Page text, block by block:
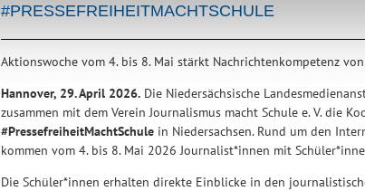
#PRESSEFREIHEITMACHTSCHULE
Aktionswoche vom 4. bis 8. Mai stärkt Nachrichtenkompetenz
Hannover, 29. April 2026. Die Niedersächsische
zusammen mit dem Verein Journalismus macht Schule e. V. die
#PressefreiheitMachtSchule in Niedersachsen. Rund um den
kommen vom 4. bis 8. Mai 2026 Journalist*innen mit
Die Schüler*innen erhalten direkte Einblicke in den